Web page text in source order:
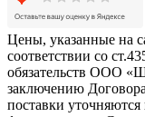
Цены, указанные на
соответствии со
обязательств
заключению
поставки